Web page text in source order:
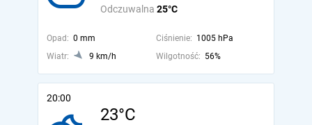
Odczuwalna 25°C
Opad: 0 mm Ciśnienie: 1005 hPa
Wiatr:
9 km/h Wilgotność: 56%
20:00
23°C